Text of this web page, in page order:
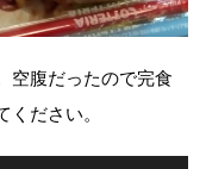
空腹だったので完食
ださい。